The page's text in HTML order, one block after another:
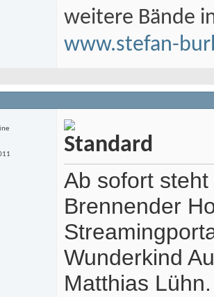
weitere Bände
www.stefan-
Ab sofort
Brennender
Wunderkind
Matthias Lühn.